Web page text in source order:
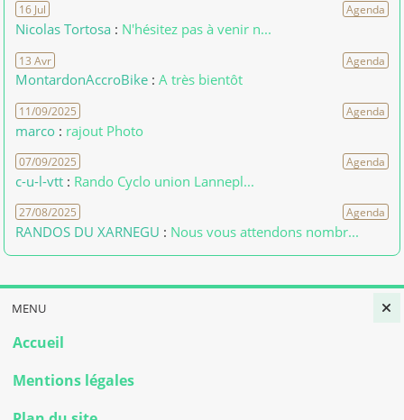
16 Jul Agenda
Nicolas Tortosa : N'hésitez pas à venir n...
13 Avr Agenda
MontardonAccroBike :A très bientôt
11/09/2025 Agenda
marco : rajout Photo
07/09/2025 Agenda
c-u-l-vtt : Rando Cyclo union Lannepl...
27/08/2025 Agenda
RANDOS DU XARNEGU : Nous vous attendons nombr...
MENU
Accueil
Mentions légales